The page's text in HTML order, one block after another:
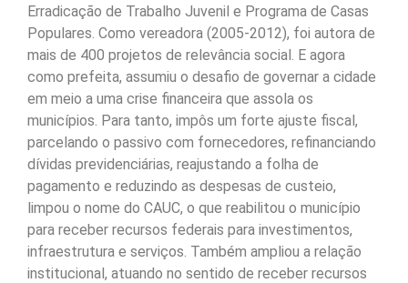
Erradicação de Trabalho Juvenil e Programa de Casas
Populares. Como vereadora (2005-2012), foi autora de
mais de 400 projetos de relevância social. E agora
como prefeita, assumiu o desafio de governar a cidade
em meio a uma crise financeira que assola os
municípios. Para tanto, impôs um forte ajuste fiscal,
parcelando o passivo com fornecedores, refinanciando
dívidas previdenciárias, reajustando a folha de
pagamento e reduzindo as despesas de custeio,
limpou o nome do CAUC, o que reabilitou o município
para receber recursos federais para investimentos,
infraestrutura e serviços. Também ampliou a relação
institucional, atuando no sentido de receber recursos